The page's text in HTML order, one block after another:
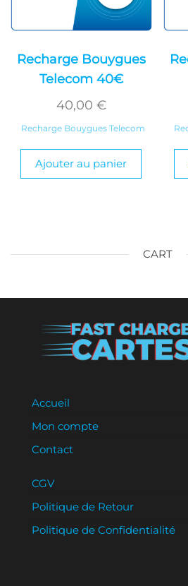
Recharge Bouygues
Telecom 40€
40,00 €
Recharge Bouygues Telecom
Ajouter au panier
CART
Accueil
Mon compte
Contact
CGV
Politique de Retour
Politique de Confidentialité